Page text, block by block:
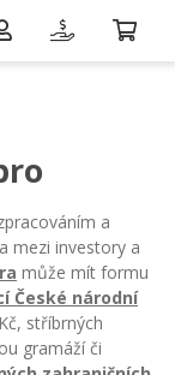
a
mezi investory a
může mít formu
České národní
stříbrných
gramáží či